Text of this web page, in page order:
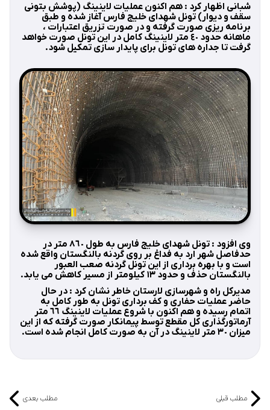
شبانى اظهار كرد : هم اکنون عملیات لاینینگ (پوشش بتونی
سقف و دیوار) تونل شهداى خليج فارس آغاز شده و طبق
برنامه ریزی صورت گرفته و در صورت تزريق اعتبارات ،
ماهانه حدود ٤٠ متر لاينينگ كامل در اين تونل صورت خواهد
گرفت تا جداره هاى تونل براى پايدار سازى تمكيل شود.
وى افزود : تونل شهدای خلیج فارس به طول ٨٦٠ متر در
حدفاصل شهر ارد به فداغ بر روی گردنه بالنگستان واقع شده
است و با بهره برداری از این تونل گردنه صعب العبور
بالنگستان حذف و حدود ١٣ کیلومتر از مسیر کاهش می یابد.
مديركل راه و شهرسازى لارستان خاطر نشان كرد : در حال
حاضر عمليات حفاری و کف برداری تونل به طور کامل به
اتمام رسیده و هم اكنون با شروع عمليات لاینینگ ٦٦ متر
آرماتورگذارى كل مقطع توسط پيمانكار صورت گرفته كه از اين
ميزان ٣٠ متر لاينينگ در آن به صورت كامل انجام شده است.
مطلب قبلی مطلب بعدی